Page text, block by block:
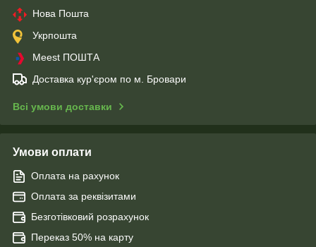
Нова Пошта
Укрпошта
Meest ПОШТА
Доставка кур'єром по м. Бровари
Всі умови доставки
Умови оплати
Оплата на рахунок
Оплата за реквізитами
Безготівковий розрахунок
Переказ 50% на карту